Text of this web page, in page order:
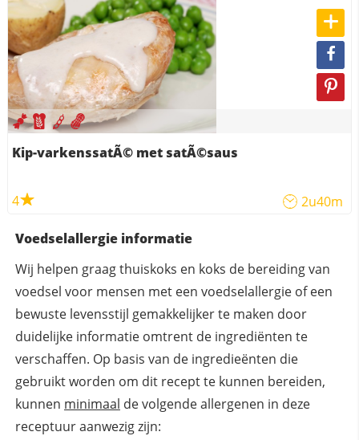
Kip-varkenssatÃ© met satÃ©saus
4 2u40m
Voedselallergie informatie
Wij helpen graag thuiskoks en koks de bereiding van
voedsel voor mensen met een voedselallergie of een
bewuste levensstijl gemakkelijker te maken door
duidelijke informatie omtrent de ingrediënten te
verschaffen. Op basis van de ingredieënten die
gebruikt worden om dit recept te kunnen bereiden,
kunnen minimaal de volgende allergenen in deze
receptuur aanwezig zijn: